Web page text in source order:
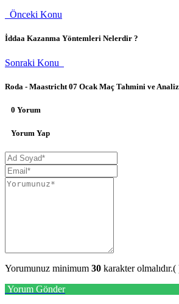
Önceki Konu
İddaa Kazanma Yöntemleri Nelerdir ?
Sonraki Konu
Roda - Maastricht 07 Ocak Maç Tahmini ve
0 Yorum
Yorum Yap
Yorumunuz minimum 30 karakter olmalıdır.(
Yorum Gönder